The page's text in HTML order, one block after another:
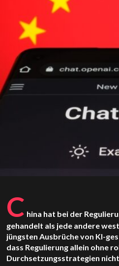
C hina hat bei der
gehandelt als jede andere
jüngsten Ausbrüche von KI-
dass Regulierung allein ohne
Durchsetzungsstrategien